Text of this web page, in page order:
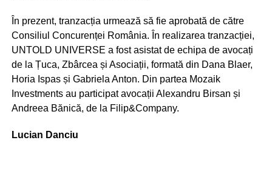
În prezent, tranzacția urmează să fie aprobată de către
Consiliul Concurenței România. În realizarea tranzacției,
UNTOLD UNIVERSE a fost asistat de echipa de avocați
de la Țuca, Zbârcea și Asociații, formată din Dana Blaer,
Horia Ispas și Gabriela Anton. Din partea Mozaik
Investments au participat avocații Alexandru Birsan și
Andreea Bănică, de la Filip&Company.
Lucian Danciu